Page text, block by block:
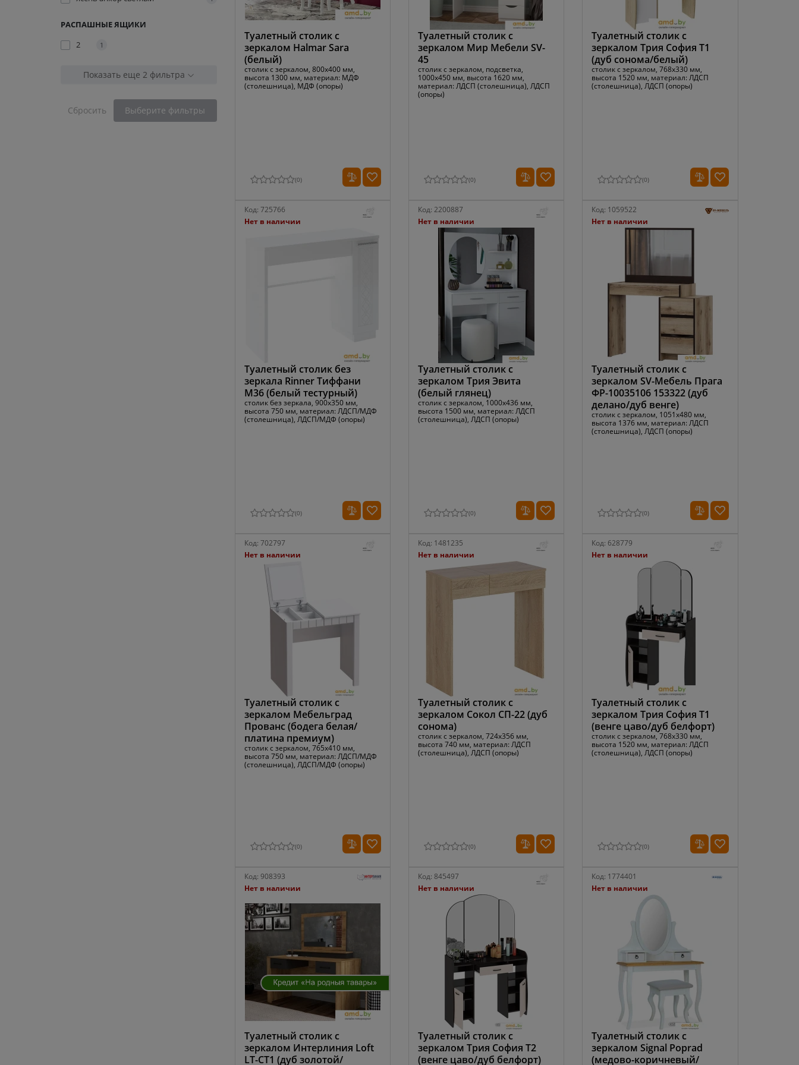
РАСПАШНЫЕ ЯЩИКИ
2
1
Показать еще 2 фильтра
Сбросить Выберите фильтры
Туалетный столик с
зеркалом Halmar Sara
(белый)
столик с зеркалом, 800x400 мм,
высота 1300 мм, материал: МДФ
(столешница), МДФ (опоры)
(0)
Туалетный столик с
зеркалом Мир Мебели SV-
45
столик с зеркалом, подсветка,
1000x450 мм, высота 1620 мм,
материал: ЛДСП (столешница), ЛДСП
(опоры)
(0)
Туалетный столик с
зеркалом Трия София Т1
(дуб сонома/белый)
столик с зеркалом, 768x330 мм,
высота 1520 мм, материал: ЛДСП
(столешница), ЛДСП (опоры)
(0)
Код: 725766
Нет в наличии
Туалетный столик без
зеркала Rinner Тиффани
М36 (белый тестурный)
столик без зеркала, 900x350 мм,
высота 750 мм, материал: ЛДСП/МДФ
(столешница), ЛДСП/МДФ (опоры)
(0)
Код: 2200887
Нет в наличии
Туалетный столик с
зеркалом Трия Эвита
(белый глянец)
столик с зеркалом, 1000x436 мм,
высота 1500 мм, материал: ЛДСП
(столешница), ЛДСП (опоры)
(0)
Код: 1059522
Нет в наличии
Туалетный столик с
зеркалом SV-Мебель Прага
ФР-10035106 153322 (дуб
делано/дуб венге)
столик с зеркалом, 1051x480 мм,
высота 1376 мм, материал: ЛДСП
(столешница), ЛДСП (опоры)
(0)
Код: 702797
Нет в наличии
Туалетный столик с
зеркалом Мебельград
Прованс (бодега белая/
платина премиум)
столик с зеркалом, 765x410 мм,
высота 750 мм, материал: ЛДСП/МДФ
(столешница), ЛДСП/МДФ (опоры)
(0)
Код: 1481235
Нет в наличии
Туалетный столик с
зеркалом Сокол СП-22 (дуб
сонома)
столик с зеркалом, 724x356 мм,
высота 740 мм, материал: ЛДСП
(столешница), ЛДСП (опоры)
(0)
Код: 628779
Нет в наличии
Туалетный столик с
зеркалом Трия София Т1
(венге цаво/дуб белфорт)
столик с зеркалом, 768x330 мм,
высота 1520 мм, материал: ЛДСП
(столешница), ЛДСП (опоры)
(0)
Код: 908393
Нет в наличии
Туалетный столик с
зеркалом Интерлиния Loft
LT-СТ1 (дуб золотой/
Код: 845497
Нет в наличии
Туалетный столик с
зеркалом Трия София Т2
(венге цаво/дуб белфорт)
Код: 1774401
Нет в наличии
Туалетный столик с
зеркалом Signal Poprad
(медово-коричневый/